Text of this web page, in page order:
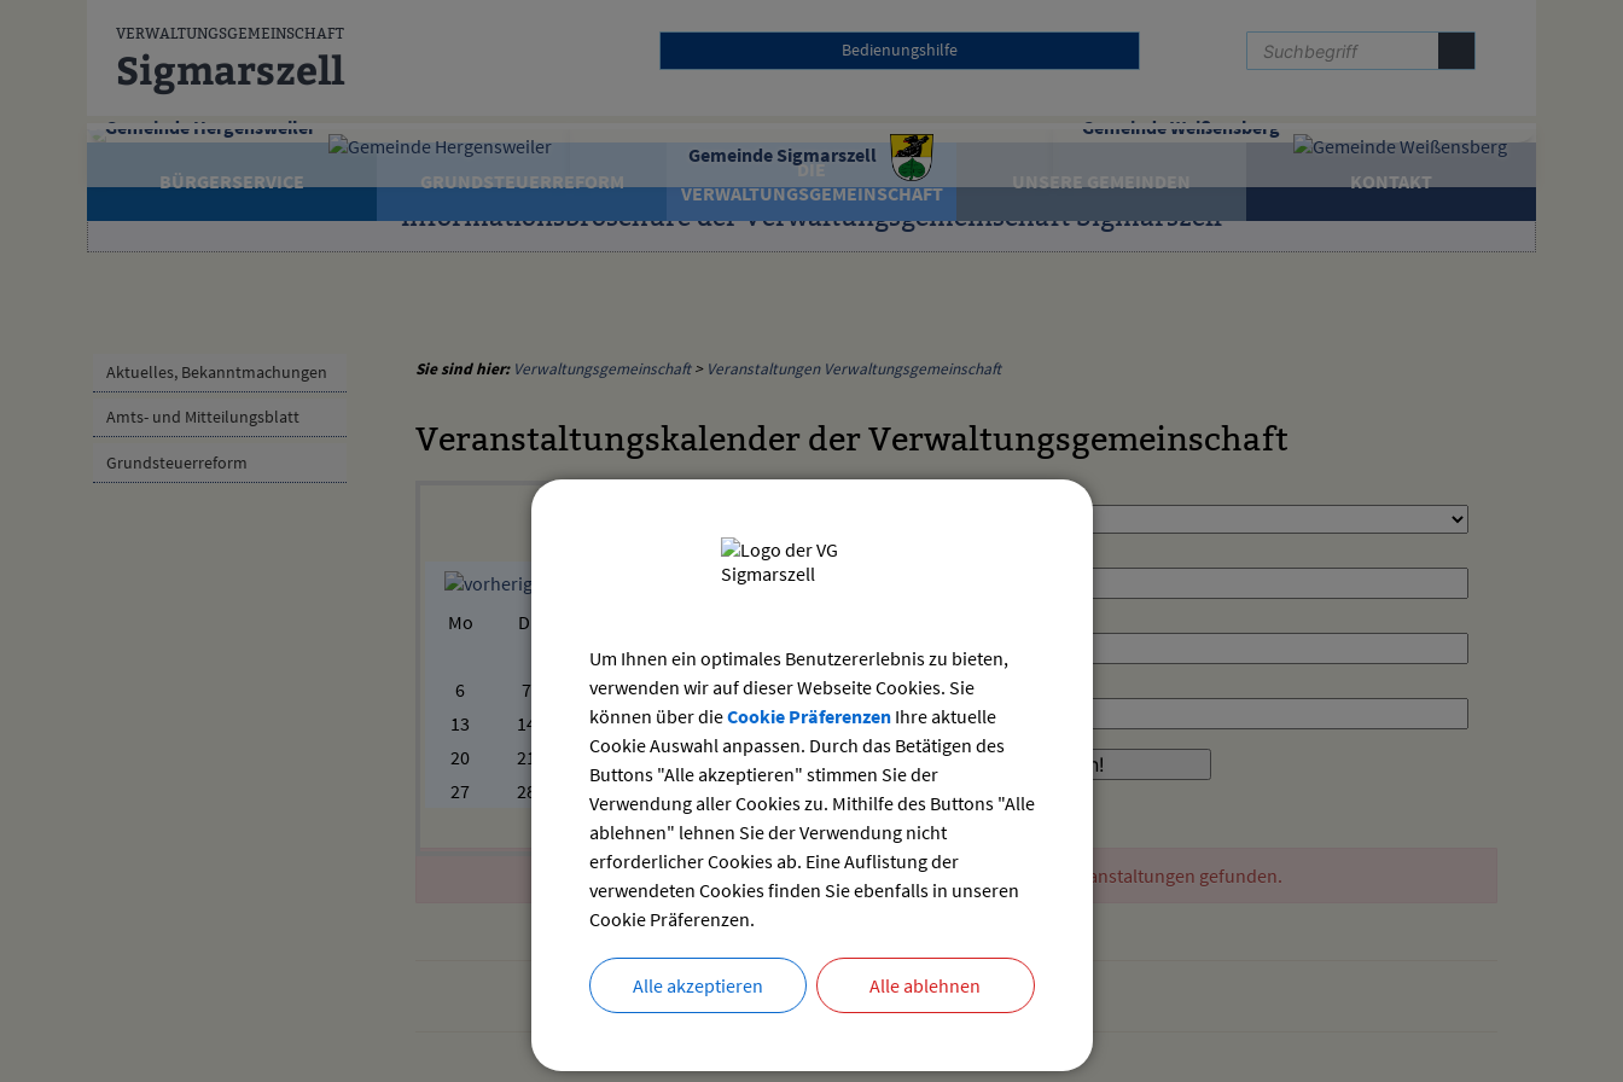
VERWALTUNGSGEMEINSCHAFT
Sigmarszell Bedienungshilfe
Gemeinde Hergensweiler
Gemeinde Sigmarszell
Gemeinde Weißensberg
BÜRGERSERVICE GRUNDSTEUERREFORM
DIE
VERWALTUNGSGEMEINSCHAFT
UNSERE GEMEINDEN KONTAKT
Informationsbroschüre der Verwaltungsgemeinschaft Sigmarszell
Aktuelles, Bekanntmachungen
Amts- und Mitteilungsblatt
Grundsteuerreform
Sie sind hier: Verwaltungsgemeinschaft> Veranstaltungen Verwaltungsgemeinschaft
Veranstaltungskalender der Verwaltungsgemeinschaft
Mo
Di
1
2 3 4
5
6
7 8 9 10 11
12
13
14 15 16 17 18
19
20
21 22 23 24 25
26
27
28 30 31
bis:
Es wurden keine Veranstaltungen gefunden.
Um Ihnen ein optimales Benutzererlebnis zu bieten,
verwenden wir auf dieser Webseite Cookies. Sie
können über dieCookie PräferenzenIhre aktuelle
Cookie Auswahl anpassen. Durch das Betätigen des
Buttons "Alle akzeptieren" stimmen Sie der
Verwendung aller Cookies zu. Mithilfe des Buttons "Alle
ablehnen" lehnen Sie der Verwendung nicht
erforderlicher Cookies ab. Eine Auflistung der
verwendeten Cookies finden Sie ebenfalls in unseren
Cookie Präferenzen.
Alle akzeptieren Alle ablehnen